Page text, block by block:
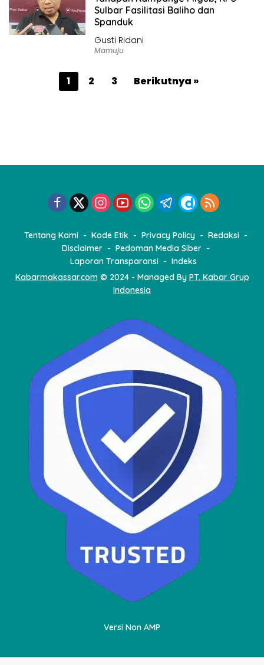
Sulbar Fasilitasi Baliho dan
Spanduk
Gusti Ridani
Mamuju
a
1 2 3 Berikutnya »
Tentang Kami Kode Etik Privacy Policy
Redaksi
Disclaimer
Pedoman Media Siber
Laporan Transparansi
Indeks
Kabarmakassar.com© 2024 - Managed By PT. Kabar Grup
Indonesia
Versi Non AMP